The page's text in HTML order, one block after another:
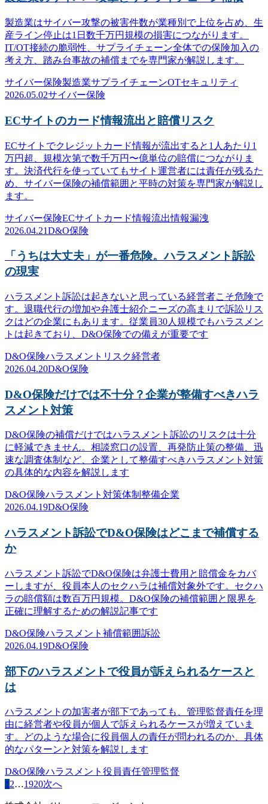
製造業はサイバー攻撃の被害件数が業種別で上位を占め、生
産ライン停止は1日数千万円規模の損害につながります。
IT/OT接続の脆弱性、サプライチェーン全体での保険加入の
考え方、踏み台事故の補償までを専門家が解説します。
サイバー保険製造業サプライチェーンOTセキュリティ
2026.05.02サイバー保険
ECサイトのカード情報流出と賠償リスク
ECサイトでクレジットカード情報が流出すると1人あたり1
万円超、規模次第で数千万円〜億単位の賠償につながりま
す。決済代行を使っていてもサイト運営者には責任が残るた
め、サイバー保険の補償範囲と平時の対策を専門家が解説し
ます。
サイバー保険ECサイト カード情報流出情報漏洩
2026.04.21D&O保険
「うちは大丈夫」が一番危険。ハラスメント訴訟
の現実
ハラスメント訴訟は起きないと思っている経営者こそ危険で
す。退職代行の増加や弁護士紹介ニーズの高まりで訴訟リス
クはどの企業にもあります。従業員30人規模でもハラスメン
トは起きており、D&O保険での備えが重要です
D&O保険ハラスメント リスク経営者
2026.04.20D&O保険
D&O保険だけでは不十分？企業が整備すべきハラ
スメント対策
D&O保険の補償だけではハラスメント訴訟のリスクは十分
に軽減できません。相談窓口の設置、再発防止策の整備、迅
速な調査体制など、企業として整備すべきハラスメント対策
の具体的な内容を解説します
D&O保険ハラスメント対策体制整備企業
2026.04.19D&O保険
ハラスメント訴訟でD&O保険はどこまで補償する
か
ハラスメント訴訟でD&O保険は弁護士費用と賠償金をカバ
ーしますが、役員本人のセクハラは補償対象外です。セクハ
ラの賠償額は数百万円規模。D&O保険の補償範囲と限界を
正確に理解するための解説記事です
D&O保険ハラスメント 補償範囲訴訟
2026.04.19D&O保険
部下のハラスメントで役員が訴えられるケースと
は
ハラスメントの加害者が部下であっても、管理監督責任を理
由に経営者や役員が個人で訴えられるケースが増えていま
す。どのような場合に役員個人の責任が問われるのか、具体
的なパターンと対策を解説します
D&O保険ハラスメント 役員責任管理監督
1 2…1920次へ